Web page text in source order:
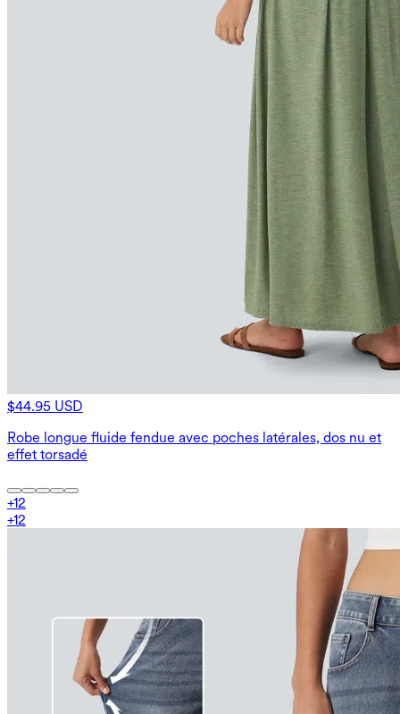
$44.95 USD
Robe longue fluide fendue avec poches latérales, dos nu et
effet torsadé
+12
+12